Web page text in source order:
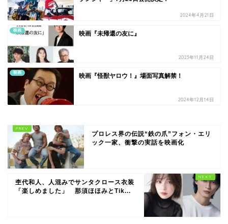
2024年4月21日
映画 映画『未帰還の友に』
2023年11月24日
映画 映画『怪獣ヤロウ！』場面写真解禁！
2024年12月14日
プロレス界の伝説“鉄の爪”フォン・エリ
ック一家、衝撃の実話を映画化
杢代和人、人混みでサンタクロース衣装
「楽しめました」 那須ほほみとTik...